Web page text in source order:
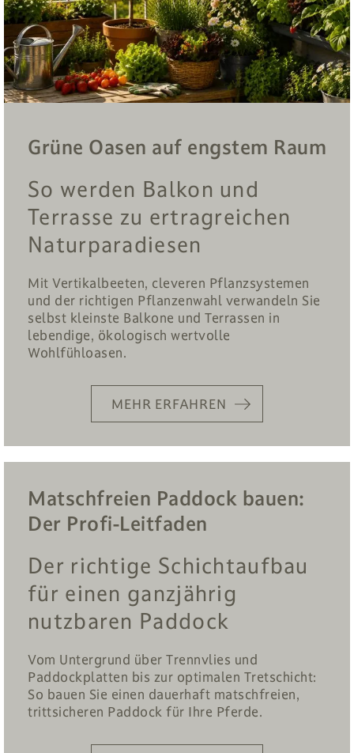
Grüne Oasen auf engstem Raum
So werden Balkon und
Terrasse zu ertragreichen
Naturparadiesen
Mit Vertikalbeeten, cleveren Pflanzsystemen
und der richtigen Pflanzenwahl verwandeln Sie
selbst kleinste Balkone und Terrassen in
lebendige, ökologisch wertvolle
Wohlfühloasen.
MEHR ERFAHREN
Matschfreien Paddock bauen:
Der Profi-Leitfaden
Der richtige Schichtaufbau
für einen ganzjährig
nutzbaren Paddock
Vom Untergrund über Trennvlies und
Paddockplatten bis zur optimalen Tretschicht:
So bauen Sie einen dauerhaft matschfreien,
trittsicheren Paddock für Ihre Pferde.